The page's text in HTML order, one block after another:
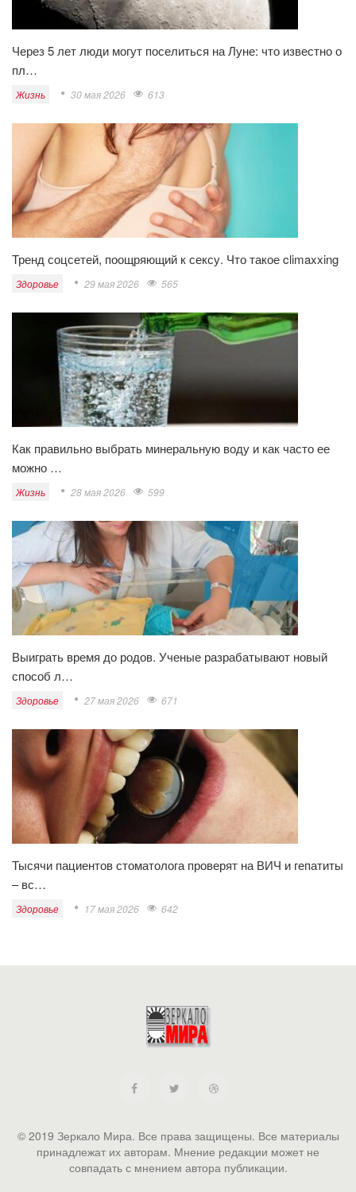
Через 5 лет люди могут поселиться на Луне: что известно о
пл…
Жизнь 30 мая 2026 613
Тренд соцсетей, поощряющий к сексу. Что такое climaxxing
Здоровье 29 мая 2026 565
Как правильно выбрать минеральную воду и как часто ее
можно …
Жизнь 28 мая 2026 599
Выиграть время до родов. Ученые разрабатывают новый
способ л…
Здоровье 27 мая 2026 671
Тысячи пациентов стоматолога проверят на ВИЧ и гепатиты
– вс…
Здоровье 17 мая 2026 642
© 2019 Зеркало Мира. Все права защищены. Все материалы
принадлежат их авторам. Мнение редакции может не
совпадать с мнением автора публикации.